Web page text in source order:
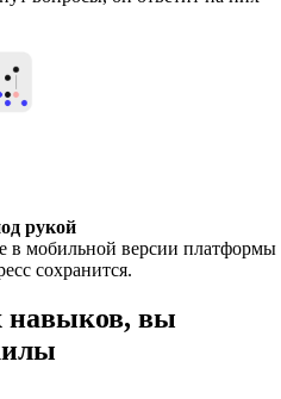
рукой
в мобильной версии платформы
сохранится.
навыков, вы